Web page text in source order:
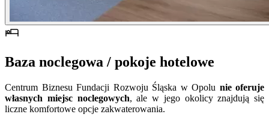
Baza noclegowa / pokoje hotelowe
Centrum Biznesu Fundacji Rozwoju Śląska w Opolu nie oferuje
własnych miejsc noclegowych, ale w jego okolicy znajdują się
liczne komfortowe opcje zakwaterowania.